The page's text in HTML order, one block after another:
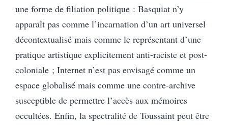
une forme de filiation politique : Basquiat n’y
apparaît pas comme l’incarnation d’un art universel
décontextualisé mais comme le représentant d’une
pratique artistique explicitement anti-raciste et post-
coloniale ; Internet n’est pas envisagé comme un
espace globalisé mais comme une contre-archive
susceptible de permettre l’accès aux mémoires
occultées. Enfin, la spectralité de Toussaint peut être